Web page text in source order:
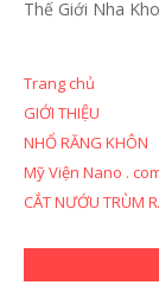
Thế Giới Nha
Trang chủ
GIỚI THIỆU
NHỔ RĂNG KHÔN
Mỹ Viện Nano .
CẮT NƯỚU TRÙM